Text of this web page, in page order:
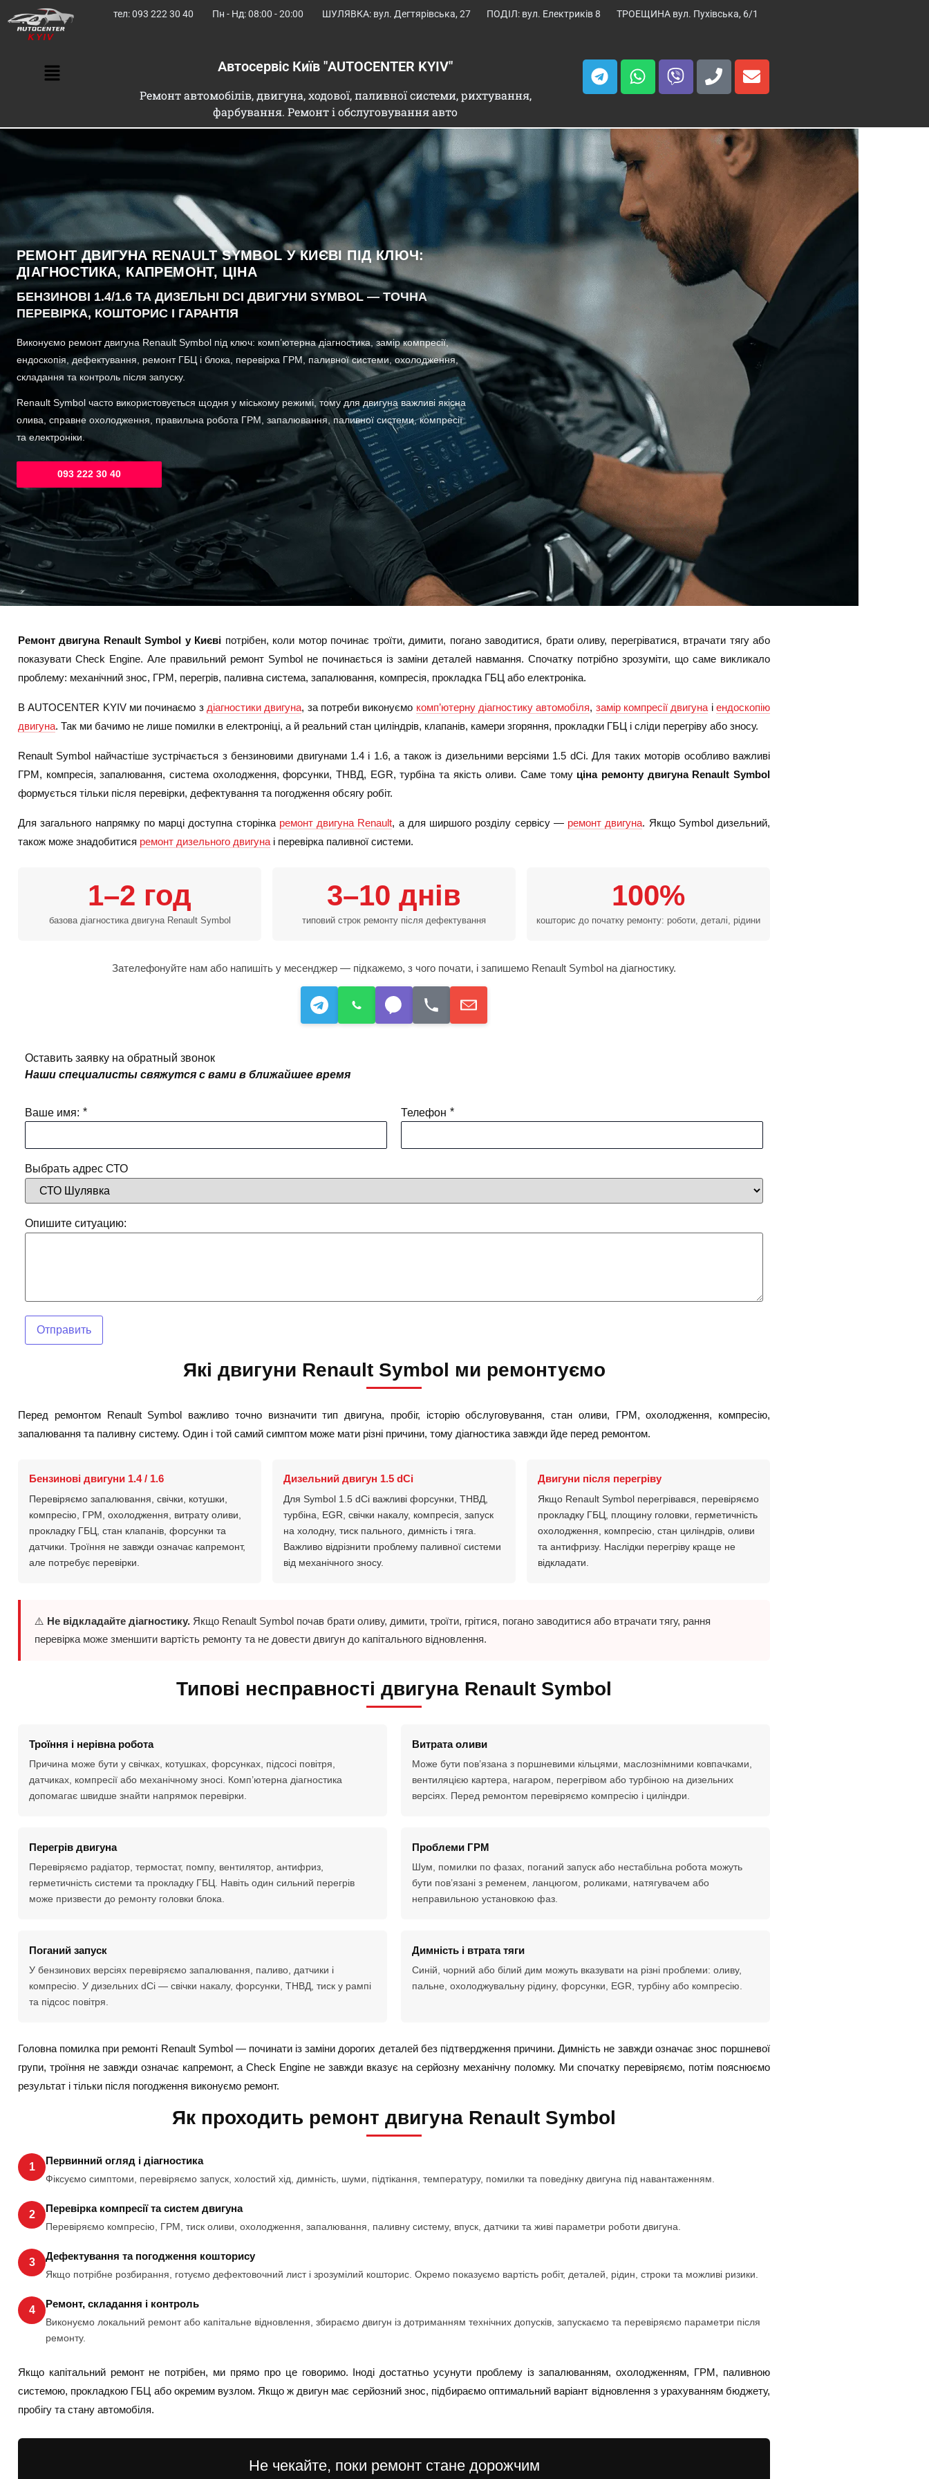
тел: 093 222 30 40 Пн - Нд: 08:00 - 20:00 ШУЛЯВКА: вул. Дегтярівська, 27 ПОДІЛ: вул. Електриків 8 ТРОЕЩИНА вул. Пухівська, 6/1
Автосервіс Київ "AUTOCENTER KYIV"
Ремонт автомобілів, двигуна, ходової, паливної системи, рихтування,
фарбування. Ремонт і обслуговування авто
РЕМОНТ ДВИГУНА RENAULT SYMBOL У КИЄВІ ПІД КЛЮЧ:
ДІАГНОСТИКА, КАПРЕМОНТ, ЦІНА
БЕНЗИНОВІ 1.4/1.6 ТА ДИЗЕЛЬНІ DCI ДВИГУНИ SYMBOL — ТОЧНА
ПЕРЕВІРКА, КОШТОРИС І ГАРАНТІЯ
Виконуємо ремонт двигуна Renault Symbol під ключ: комп’ютерна діагностика, замір компресії,
ендоскопія, дефектування, ремонт ГБЦ і блока, перевірка ГРМ, паливної системи, охолодження,
складання та контроль після запуску.
Renault Symbol часто використовується щодня у міському режимі, тому для двигуна важливі якісна
олива, справне охолодження, правильна робота ГРМ, запалювання, паливної системи, компресії
та електроніки.
093 222 30 40
Ремонт двигуна Renault Symbol у Києві потрібен, коли мотор починає троїти, димити, погано заводитися, брати оливу, перегріватися, втрачати тягу або
показувати Check Engine. Але правильний ремонт Symbol не починається із заміни деталей навмання. Спочатку потрібно зрозуміти, що саме викликало
проблему: механічний знос, ГРМ, перегрів, паливна система, запалювання, компресія, прокладка ГБЦ або електроніка.
В AUTOCENTER KYIV ми починаємо з діагностики двигуна, за потреби виконуємо комп’ютерну діагностику автомобіля, замір компресії двигуна іендоскопію
двигуна. Так ми бачимо не лише помилки в електроніці, а й реальний стан циліндрів, клапанів, камери згоряння, прокладки ГБЦ і сліди перегріву або зносу.
Renault Symbol найчастіше зустрічається з бензиновими двигунами 1.4 і 1.6, а також із дизельними версіями 1.5 dCi. Для таких моторів особливо важливі
ГРМ, компресія, запалювання, система охолодження, форсунки, ТНВД, EGR, турбіна та якість оливи. Саме тому ціна ремонту двигуна Renault Symbol
формується тільки після перевірки, дефектування та погодження обсягу робіт.
Для загального напрямку по марці доступна сторінка ремонт двигуна Renault, а для ширшого розділу сервісу — ремонт двигуна. Якщо Symbol дизельний,
також може знадобитися ремонт дизельного двигуна і перевірка паливної системи.
1–2 год
базова діагностика двигуна Renault Symbol
3–10 днів
типовий строк ремонту після дефектування
100%
кошторис до початку ремонту: роботи, деталі, рідини
Зателефонуйте нам або напишіть у месенджер — підкажемо, з чого почати, і запишемо Renault Symbol на діагностику.
Оставить заявку на обратный звонок
Наши специалисты свяжутся с вами в ближайшее время
Ваше имя: * Телефон *
Выбрать адрес СТО
Опишите ситуацию:
Отправить
Які двигуни Renault Symbol ми ремонтуємо
Перед ремонтом Renault Symbol важливо точно визначити тип двигуна, пробіг, історію обслуговування, стан оливи, ГРМ, охолодження, компресію,
запалювання та паливну систему. Один і той самий симптом може мати різні причини, тому діагностика завжди йде перед ремонтом.
Бензинові двигуни 1.4 / 1.6
Перевіряємо запалювання, свічки, котушки,
компресію, ГРМ, охолодження, витрату оливи,
прокладку ГБЦ, стан клапанів, форсунки та
датчики. Троїння не завжди означає капремонт,
але потребує перевірки.
Дизельний двигун 1.5 dCi
Для Symbol 1.5 dCi важливі форсунки, ТНВД,
турбіна, EGR, свічки накалу, компресія, запуск
на холодну, тиск пального, димність і тяга.
Важливо відрізнити проблему паливної системи
від механічного зносу.
Двигуни після перегріву
Якщо Renault Symbol перегрівався, перевіряємо
прокладку ГБЦ, площину головки, герметичність
охолодження, компресію, стан циліндрів, оливи
та антифризу. Наслідки перегріву краще не
відкладати.
⚠️ Не відкладайте діагностику. Якщо Renault Symbol почав брати оливу, димити, троїти, грітися, погано заводитися або втрачати тягу, рання
перевірка може зменшити вартість ремонту та не довести двигун до капітального відновлення.
Типові несправності двигуна Renault Symbol
Троїння і нерівна робота
Причина може бути у свічках, котушках, форсунках, підсосі повітря,
датчиках, компресії або механічному зносі. Комп’ютерна діагностика
допомагає швидше знайти напрямок перевірки.
Витрата оливи
Може бути пов’язана з поршневими кільцями, маслознімними ковпачками,
вентиляцією картера, нагаром, перегрівом або турбіною на дизельних
версіях. Перед ремонтом перевіряємо компресію і циліндри.
Перегрів двигуна
Перевіряємо радіатор, термостат, помпу, вентилятор, антифриз,
герметичність системи та прокладку ГБЦ. Навіть один сильний перегрів
може призвести до ремонту головки блока.
Проблеми ГРМ
Шум, помилки по фазах, поганий запуск або нестабільна робота можуть
бути пов’язані з ременем, ланцюгом, роликами, натягувачем або
неправильною установкою фаз.
Поганий запуск
У бензинових версіях перевіряємо запалювання, паливо, датчики і
компресію. У дизельних dCi — свічки накалу, форсунки, ТНВД, тиск у рампі
та підсос повітря.
Димність і втрата тяги
Синій, чорний або білий дим можуть вказувати на різні проблеми: оливу,
пальне, охолоджувальну рідину, форсунки, EGR, турбіну або компресію.
Головна помилка при ремонті Renault Symbol — починати із заміни дорогих деталей без підтвердження причини. Димність не завжди означає знос поршневої
групи, троїння не завжди означає капремонт, а Check Engine не завжди вказує на серйозну механічну поломку. Ми спочатку перевіряємо, потім пояснюємо
результат і тільки після погодження виконуємо ремонт.
Як проходить ремонт двигуна Renault Symbol
1
Первинний огляд і діагностика
Фіксуємо симптоми, перевіряємо запуск, холостий хід, димність, шуми, підтікання, температуру, помилки та поведінку двигуна під навантаженням.
2
Перевірка компресії та систем двигуна
Перевіряємо компресію, ГРМ, тиск оливи, охолодження, запалювання, паливну систему, впуск, датчики та живі параметри роботи двигуна.
3
Дефектування та погодження кошторису
Якщо потрібне розбирання, готуємо дефектовочний лист і зрозумілий кошторис. Окремо показуємо вартість робіт, деталей, рідин, строки та можливі ризики.
4
Ремонт, складання і контроль
Виконуємо локальний ремонт або капітальне відновлення, збираємо двигун із дотриманням технічних допусків, запускаємо та перевіряємо параметри після
ремонту.
Якщо капітальний ремонт не потрібен, ми прямо про це говоримо. Іноді достатньо усунути проблему із запалюванням, охолодженням, ГРМ, паливною
системою, прокладкою ГБЦ або окремим вузлом. Якщо ж двигун має серйозний знос, підбираємо оптимальний варіант відновлення з урахуванням бюджету,
пробігу та стану автомобіля.
Не чекайте, поки ремонт стане дорожчим